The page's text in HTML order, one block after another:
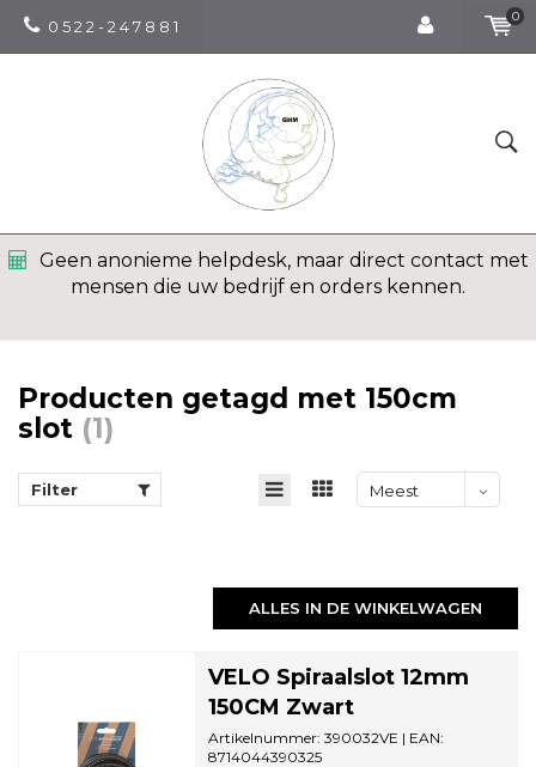
0 5 2 2 - 2 4 7 8 8 1
0
Geen anonieme helpdesk, maar direct contact met
mensen die uw bedrijf en orders kennen.
Producten getagd met 150cm
slot (1)
Filter
Meest
ALLES IN DE WINKELWAGEN
VELO Spiraalslot 12mm
150CM Zwart
Artikelnummer: 390032VE | EAN:
8714044390325